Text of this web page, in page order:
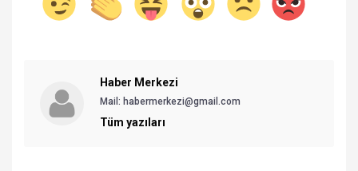
Haber Merkezi
Mail: habermerkezi@gmail.com
Tüm yazıları